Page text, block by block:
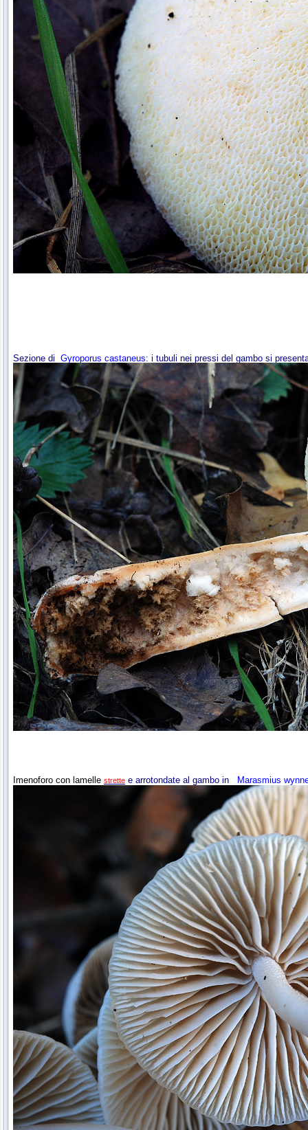
Sezione di Gyroporus castaneus: i tubuli nei pressi del gambo si
Imenoforo con lamelle strette e arrotondate al gambo in Marasmius